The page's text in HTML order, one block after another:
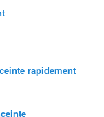
rapidement